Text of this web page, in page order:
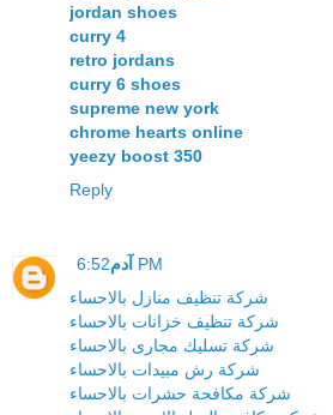
jordan shoes
curry 4
retro jordans
curry 6 shoes
supreme new york
chrome hearts online
yeezy boost 350
Reply
آدم 6:52 PM
شركة تنظيف منازل بالاحساء
شركة تنظيف خزانات بالاحساء
شركة تسليك مجارى بالاحساء
شركة رش مبيدات بالاحساء
شركة مكافحة حشرات بالاحساء